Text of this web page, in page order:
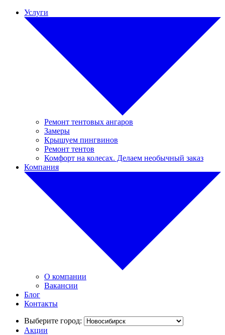
Услуги
Ремонт тентовых ангаров
Замеры
Крышуем пингвинов
Ремонт тентов
Комфорт на колесах. Делаем необычный заказ
Компания
О компании
Вакансии
Блог
Контакты
Выберите город:
Акции